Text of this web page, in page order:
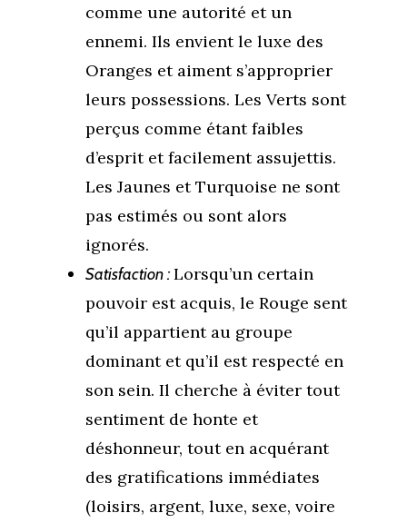
comme une autorité et un
ennemi. Ils envient le luxe des
Oranges et aiment s’approprier
leurs possessions. Les Verts sont
perçus comme étant faibles
d’esprit et facilement assujettis.
Les Jaunes et Turquoise ne sont
pas estimés ou sont alors
ignorés.
Satisfaction :Lorsqu’un certain
pouvoir est acquis, le Rouge sent
qu’il appartient au groupe
dominant et qu’il est respecté en
son sein. Il cherche à éviter tout
sentiment de honte et
déshonneur, tout en acquérant
des gratifications immédiates
(loisirs, argent, luxe, sexe, voire